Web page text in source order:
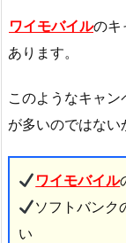
ワイモバイルのキ
あります。
このようなキャ
が多いのではない
ワイモバイル
ソフトバンク
い